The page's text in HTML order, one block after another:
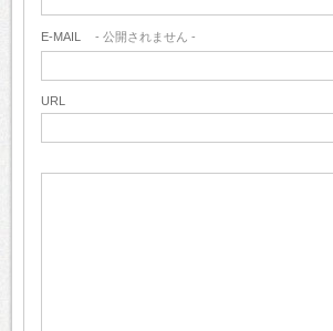
E-MAIL - 公開されません -
URL